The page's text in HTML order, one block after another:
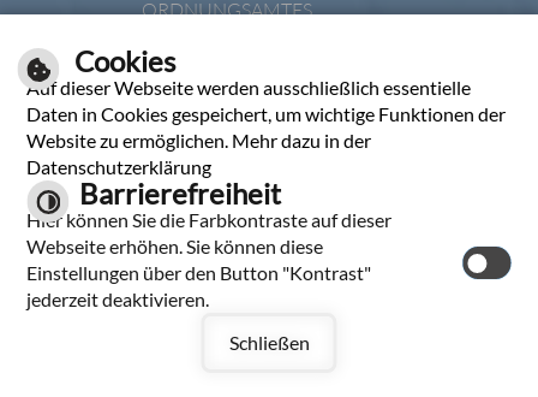
RDNUNGSAMTES
DIENSTAG
08:00 UHR BIS 12:00 UHR
DONNERSTAG
14:00 UHR BIS 18:00 UHR
SOWIE NACH
TERMINVEREINBARUNG
Web
Cookies
Auf dieser Webseite werden ausschließlich essentielle
Daten in Cookies gespeichert, um wichtige Funktionen der
Website zu ermöglichen. Mehr dazu in der
Datenschutzerklärung
Barrierefreiheit
Hier können Sie die Farbkontraste auf dieser
Webseite erhöhen. Sie können diese
Einstellungen über den Button "Kontrast"
jederzeit deaktivieren.
Schließen